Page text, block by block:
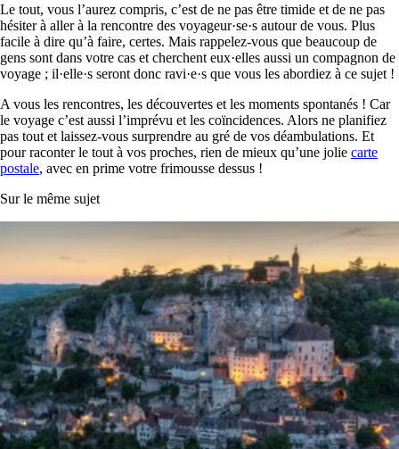
Le tout, vous l’aurez compris, c’est de ne pas être timide et de ne pas
hésiter à aller à la rencontre des voyageur·se·s autour de vous. Plus
facile à dire qu’à faire, certes. Mais rappelez-vous que beaucoup de
gens sont dans votre cas et cherchent eux·elles aussi un compagnon de
voyage ; il·elle·s seront donc ravi·e·s que vous les abordiez à ce sujet !
A vous les rencontres, les découvertes et les moments spontanés ! Car
le voyage c’est aussi l’imprévu et les coïncidences. Alors ne planifiez
pas tout et laissez-vous surprendre au gré de vos déambulations. Et
pour raconter le tout à vos proches, rien de mieux qu’une jolie carte
postale, avec en prime votre frimousse dessus !
Sur le même sujet